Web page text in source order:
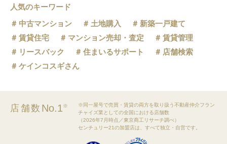
人気のキーワード
中古マンション
土地購入
新築一戸建て
賃貸住宅
マンション売却・査定
賃貸管理
リースバック
住まいるサポート
店舗検索
ケインコスギさん
店舗数 No.1※
※同一屋号で売買・賃貸の両方を取り扱う不動産仲介フラン
チャイズ業としての全国における店舗数
（2026年7月時点／東京商工リサーチ調べ）
センチュリー21の加盟店は、すべて独立・自営です。